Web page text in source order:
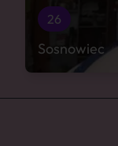
26
Sosnowiec